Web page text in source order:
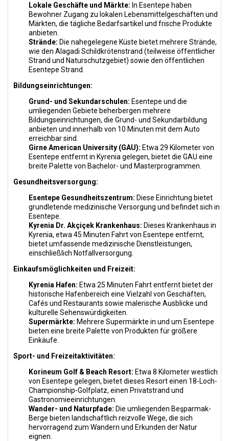
Lokale Geschäfte und Märkte: In Esentepe haben
Bewohner Zugang zu lokalen Lebensmittelgeschäften und
Märkten, die tägliche Bedarfsartikel und frische Produkte
anbieten.
Strände: Die nahegelegene Küste bietet mehrere Strände,
wie den Alagadi Schildkrötenstrand (teilweise öffentlicher
Strand und Naturschutzgebiet) sowie den öffentlichen
Esentepe Strand.
Bildungseinrichtungen:
Grund- und Sekundarschulen: Esentepe und die
umliegenden Gebiete beherbergen mehrere
Bildungseinrichtungen, die Grund- und Sekundarbildung
anbieten und innerhalb von 10 Minuten mit dem Auto
erreichbar sind.
Girne American University (GAU): Etwa 29 Kilometer von
Esentepe entfernt in Kyrenia gelegen, bietet die GAU eine
breite Palette von Bachelor- und Masterprogrammen.
Gesundheitsversorgung:
Esentepe Gesundheitszentrum: Diese Einrichtung bietet
grundletende medizinische Versorgung und befindet sich in
Esentepe.
Kyrenia Dr. Akçiçek Krankenhaus: Dieses Krankenhaus in
Kyrenia, etwa 45 Minuten Fahrt von Esentepe entfernt,
bietet umfassende medizinische Dienstleistungen,
einschließlich Notfallversorgung.
Einkaufsmöglichkeiten und Freizeit:
Kyrenia Hafen: Etwa 25 Minuten Fahrt entfernt bietet der
historische Hafenbereich eine Vielzahl von Geschäften,
Cafés und Restaurants sowie malerische Ausblicke und
kulturelle Sehenswürdigkeiten.
Supermärkte: Mehrere Supermärkte in und um Esentepe
bieten eine breite Palette von Produkten für größere
Einkäufe.
Sport- und Freizeitaktivitäten:
Korineum Golf & Beach Resort: Etwa 8 Kilometer westlich
von Esentepe gelegen, bietet dieses Resort einen 18-Loch-
Championship-Golfplatz, einen Privatstrand und
Gastronomieeinrichtungen.
Wander- und Naturpfade: Die umliegenden Beşparmak-
Berge bieten landschaftlich reizvolle Wege, die sich
hervorragend zum Wandern und Erkunden der Natur
eignen.